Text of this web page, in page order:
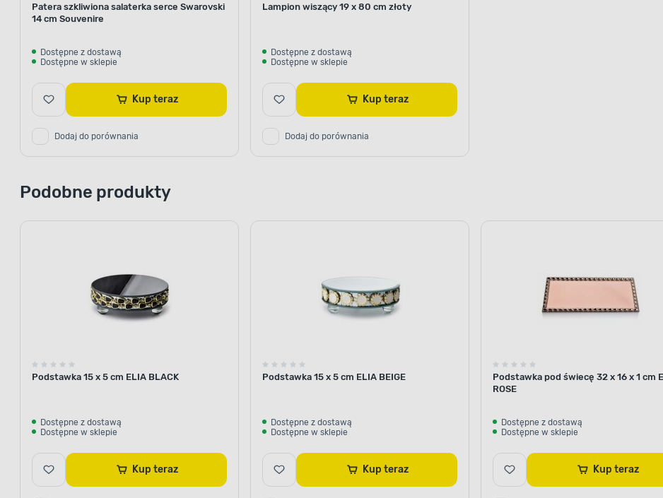
Patera szkliwiona salaterka serce Swarovski
14 cm Souvenire
Dostępne z dostawą
Dostępne w sklepie
Kup teraz
Dodaj do porównania
Lampion wiszący 19 x 80 cm złoty
Dostępne z dostawą
Dostępne w sklepie
Kup teraz
Dodaj do porównania
Podobne produkty
Podstawka 15 x 5 cm ELIA BLACK
Dostępne z dostawą
Dostępne w sklepie
Kup teraz
Podstawka 15 x 5 cm ELIA BEIGE
Dostępne z dostawą
Dostępne w sklepie
Kup teraz
Podstawka pod świecę 32 x 16 x 1 cm
ROSE
Dostępne z dostawą
Dostępne w sklepie
Kup teraz